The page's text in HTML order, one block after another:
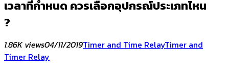
เวลาที่กำหนด ควรเลือกอุปกรณ์ประเภทไหน
?
1.86K views04/11/2019Timer and Time RelayTimer and
Timer Relay